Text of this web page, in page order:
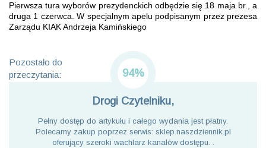
Pierwsza tura wyborów prezydenckich odbędzie się 18 maja br., a
druga 1 czerwca. W specjalnym apelu podpisanym przez prezesa
Zarządu KIAK Andrzeja Kamińskiego
Pozostało do
przeczytania:
94%
Drogi Czytelniku,
Pełny dostęp do artykułu i całego wydania jest płatny.
Polecamy zakup poprzez serwis: sklep.naszdziennik.pl
oferujący szeroki wachlarz kanałów dostępu. .